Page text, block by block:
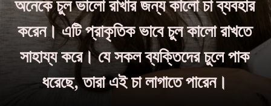
করেন। এটি প্রাকৃতিক ভাবে চুল কালো রাখতে
সাহায্য করে। যে সকল ব্যক্তিদের চুলে পাক
ধরেছে, তারা এই চা লাগাতে পারেন।